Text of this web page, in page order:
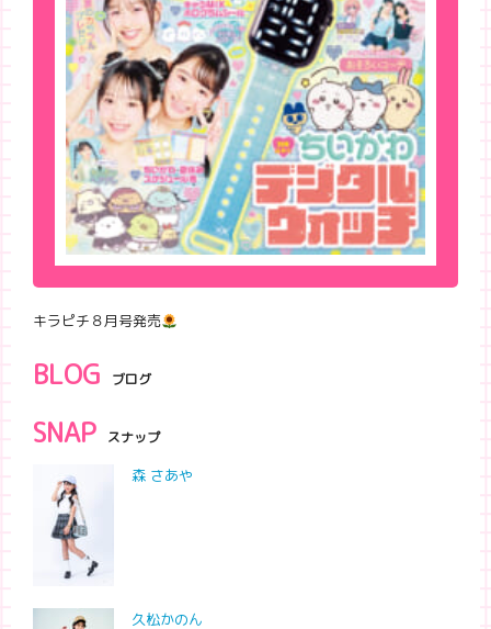
キラピチ８月号発売
BLOG ブログ
SNAP スナップ
森 さあや
久松かのん